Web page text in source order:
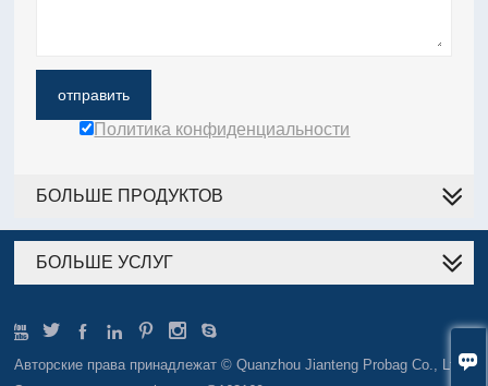

отправить
Политика конфиденциальности
БОЛЬШЕ ПРОДУКТОВ
БОЛЬШЕ УСЛУГ
      
Авторские права принадлежат © Quanzhou Jianteng Probag Co., Ltd.